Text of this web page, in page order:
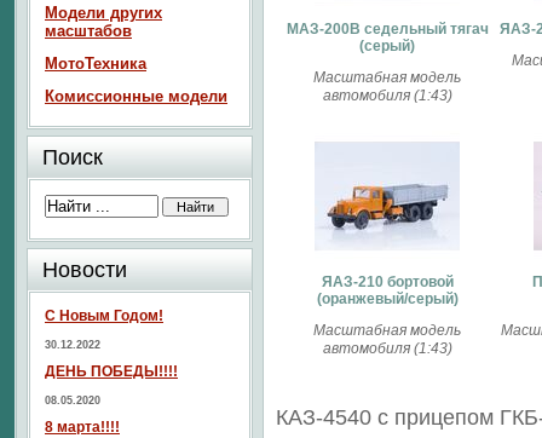
МАЗ-200В седельный тягач
(серый)
Масштабная модель
автомобиля (1:43)
ЯАЗ-
ЯАЗ-210 бортовой
(оранжевый/серый)
Масштабная модель
автомобиля (1:43)
КАЗ-4540 с прицепом
Модели других
масштабов
МотоТехника
Комиссионные модели
Поиск
Новости
С Новым Годом!
30.12.2022
ДЕНЬ ПОБЕДЫ!!!!
08.05.2020
8 марта!!!!